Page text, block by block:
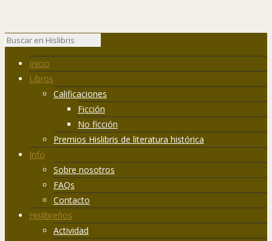
Inicio
Libros
Calificaciones
Ficción
No ficción
Premios Hislibris de literatura histórica
Info
Sobre nosotros
FAQs
Contacto
Hislibreños
Actividad